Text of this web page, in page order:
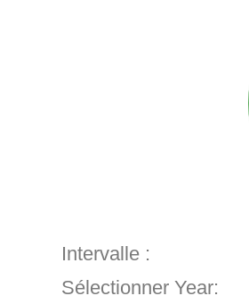
Intervalle :
Sélectionner Year: